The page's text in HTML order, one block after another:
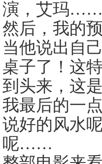
演，艾玛
然后，我的
当他说出自
桌子了！这
到头来，这
我最后的一
说好的风水
呢……